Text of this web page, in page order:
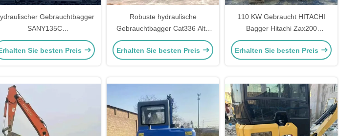
Gebrauchtbagger
SANY135C
Gebrauchtbaumaschinen
Sie besten Preis
Robuste hydraulische
Gebrauchtbagger Cat336 Alte
Mini-Baumaschinen
Erhalten Sie besten Preis
110 KW Gebraucht HITACHI
Bagger Hitachi Zax200
Baumaschinen 19400 Kg
Erhalten Sie besten Preis